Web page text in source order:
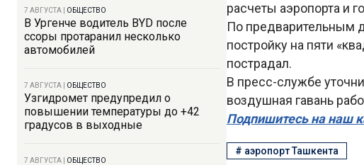
7 АВГУСТА ОБЩЕСТВО
В Ургенче водитель BYD после
ссоры протаранил несколько
автомобилей
7 АВГУСТА ОБЩЕСТВО
Узгидромет предупредил о
повышении температуры до +42
градусов в выходные
7 АВГУСТА ОБЩЕСТВО
расчеты аэропорта и
По предварительным
постройку на пяти
пострадал.
В пресс-службе
воздушная гавань
Подпишитесь на наш
# аэропорт Ташкента